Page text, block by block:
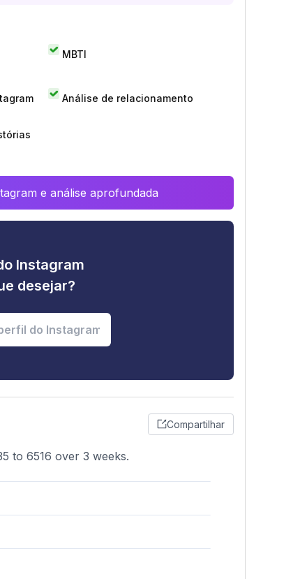
MBTI
Análise de relacionamento
e análise aprofundada
Instagram
desejar?
Compartilhar
to 6516 over 3 weeks.